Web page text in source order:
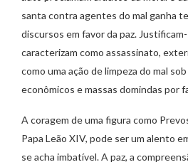
santa contra agentes do mal ganha
discursos em favor da paz.
caracterizam como assassinato,
como uma ação de limpeza do mal
econômicos e massas domindas por
A coragem de uma figura como
Papa Leão XIV, pode ser um alento
se acha imbatível. A paz, a